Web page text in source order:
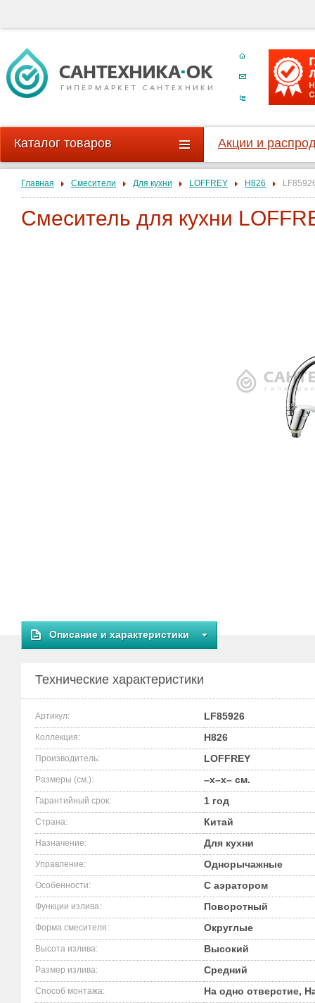
Каталог товаров Акции и
Главная Смесители Для кухни LOFFREY H826
Смеситель для кухни
Описание и характеристики
Технические характеристики
Артикул: LF85926
Коллекция: H826
Производитель: LOFFREY
Размеры (см.): –x–x– см.
Гарантийный срок: 1 год
Страна: Китай
Назначение: Для кухни
Управление: Однорычажные
Особенности: С аэратором
Функции излива: Поворотный
Форма смесителя: Округлые
Высота излива: Высокий
Размер излива: Средний
Способ монтажа: На одно отверстие,